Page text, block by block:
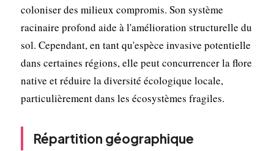
coloniser des milieux compromis. Son système
racinaire profond aide à l'amélioration structurelle du
sol. Cependant, en tant qu'espèce invasive potentielle
dans certaines régions, elle peut concurrencer la flore
native et réduire la diversité écologique locale,
particulièrement dans les écosystèmes fragiles.
Répartition géographique